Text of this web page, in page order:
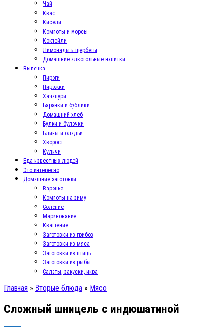
Чай
Квас
Кисели
Компоты и морсы
Коктейли
Лимонады и щербеты
Домашние алкогольные напитки
Выпечка
Пироги
Пирожки
Хачапури
Баранки и бублики
Домашний хлеб
Булки и булочки
Блины и оладьи
Хворост
Куличи
Еда известных людей
Это интересно
Домашние заготовки
Варенье
Компоты на зиму
Соление
Маринование
Квашение
Заготовки из грибов
Заготовки из мяса
Заготовки из птицы
Заготовки из рыбы
Салаты, закуски, икра
Главная » Вторые блюда » Мясо
Сложный шницель с индюшатиной